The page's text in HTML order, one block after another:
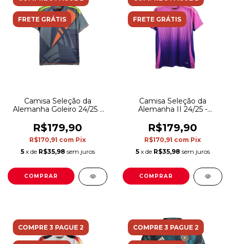
FRETE GRÁTIS
Camisa Seleção da
Alemanha Goleiro 24/25 -
- Cinza com detalhes em
laranja e amarelo
R$179,90
R$170,91 com Pix
5 x de R$35,98 sem juros
COMPRAR
FRETE GRÁTIS
Camisa Seleção da
Alemanha II 24/25 -
- Rosa com detalhes em
roxo
R$179,90
R$170,91 com Pix
5 x de R$35,98 sem juros
COMPRAR
COMPRE 3 PAGUE 2 COMPRE 3 PAGUE 2